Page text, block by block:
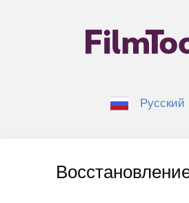
Русский